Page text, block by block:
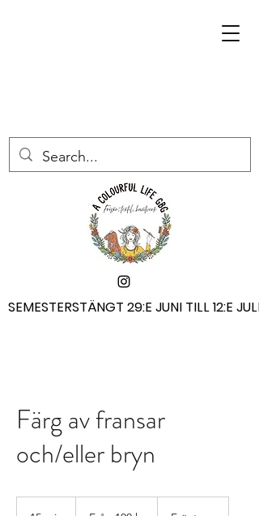
SEMESTERSTÄNGT 29:E JUNI TILL 12:E JULI
SEMESTERSTÄNGT 29:E JUNI TILL 12:E JULI
Färg av fransar
och/eller bryn